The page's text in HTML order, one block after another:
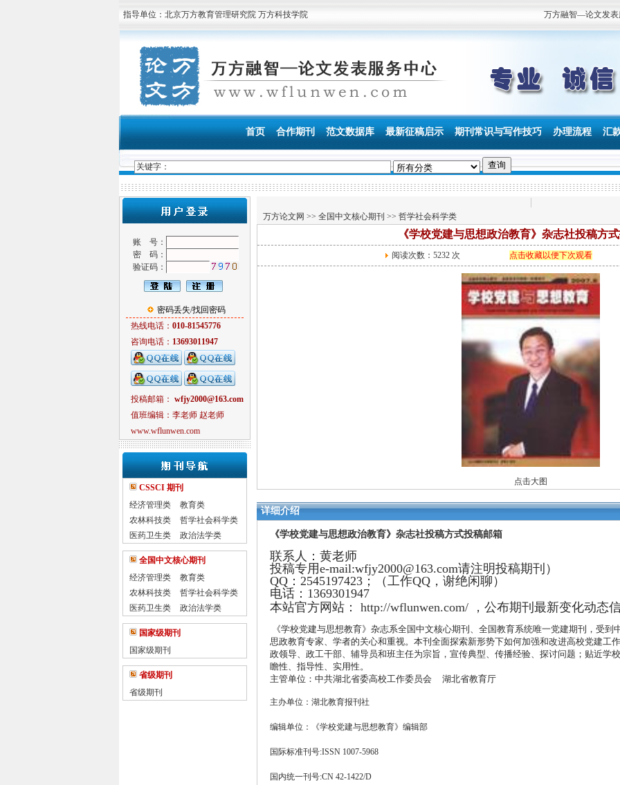
指导单位：北京万方教育管理研究院 万方科技学院 万方融智—论文发表服
首页 合作期刊 范文数据库 最新征稿启示 期刊常识与写作技巧 办理流程 汇
账 号：
密 码：
验证码：
密码丢失/找回密码
热线电话： 010-81545776
咨询电话： 13693011947
投稿邮箱： wfjy2000@163.com
值班编辑：李老师 赵老师
www.wflunwen.com
CSSCI 期刊
经济管理类
教育类
农林科技类
哲学社会科学类
医药卫生类
政治法学类
全国中文核心期刊
经济管理类
教育类
农林科技类
哲学社会科学类
医药卫生类
政治法学类
国家级期刊
国家级期刊
省级期刊
省级期刊
万方论文网 >> 全国中文核心期刊 >> 哲学社会科学类
《学校党建与思想政治教育》杂志社投稿方
阅读次数： 5232 次 点击收藏以便下次观看
点击大图
详细介绍
《学校党建与思想政治教育》杂志社投稿方式投稿邮箱
联系人：黄老师
投稿专用e-mail:wfjy2000@163.com请注明投稿期刊）
QQ：2545197423；（工作QQ，谢绝闲聊）
电话：1369301947
本站官方网站： http://wflunwen.com/，公布期刊最新变化动态
《学校党建与思想教育》杂志系全国中文核心期刊、全国教育系统唯一党建期刊，受
思政教育专家、学者的关心和重视。本刊全面探索新形势下如何加强和改进高校党建工
政领导、政工干部、辅导员和班主任为宗旨，宣传典型、传播经验、探讨问题；贴近学
瞻性、指导性、实用性。
主管单位：中共湖北省委高校工作委员会
湖北省教育厅
主办单位：湖北教育报刊社
编辑单位：《学校党建与思想教育》编辑部
国际标准刊号:ISSN 1007-5968
国内统一刊号:CN 42-1422/D